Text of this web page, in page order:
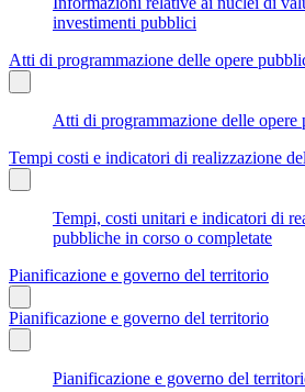
investimenti pubblici
Atti di programmazione delle opere
Atti di programmazione delle opere
Tempi costi e indicatori di realizzazione
Tempi, costi unitari e indicatori di
pubbliche in corso o completate
Pianificazione e governo del territorio
Pianificazione e governo del territorio
Pianificazione e governo del